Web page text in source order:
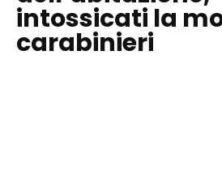
intossicati la
carabinieri